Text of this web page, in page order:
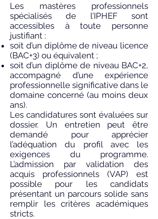
Les mastères professionnels
spécialisés de l’IPHEF sont
accessibles à toute personne
justifiant :
soit d’un diplôme de niveau licence
(BAC+3) ou équivalent ;
soit d’un diplôme de niveau BAC+2,
accompagné d’une expérience
professionnelle significative dans le
domaine concerné (au moins deux
ans).
Les candidatures sont évaluées sur
dossier. Un entretien peut être
demandé pour apprécier
l’adéquation du profil avec les
exigences du programme.
L’admission par validation des
acquis professionnels (VAP) est
possible pour les candidats
présentant un parcours solide sans
remplir les critères académiques
stricts.